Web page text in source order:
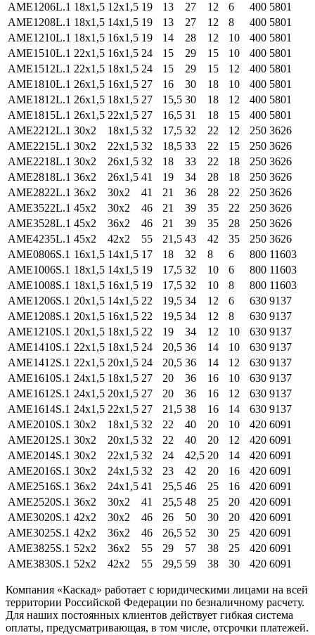
AME1206L.1 18x1,5 12x1,5 19 13 27 12 6 400 5801
AME1208L.1 18x1,5 14x1,5 19 13 27 12 8 400 5801
AME1210L.1 18x1,5 16x1,5 19 14 28 12 10 400 5801
AME1510L.1 22x1,5 16x1,5 24 15 29 15 10 400 5801
AME1512L.1 22x1,5 18x1,5 24 15 29 15 12 400 5801
AME1810L.1 26x1,5 16x1,5 27 16 30 18 10 400 5801
AME1812L.1 26x1,5 18x1,5 27 15,5 30 18 12 400 5801
AME1815L.1 26x1,5 22x1,5 27 16,5 31 18 15 400 5801
AME2212L.1 30x2 18x1,5 32 17,5 32 22 12 250 3626
AME2215L.1 30x2 22x1,5 32 18,5 33 22 15 250 3626
AME2218L.1 30x2 26x1,5 32 18 33 22 18 250 3626
AME2818L.1 36x2 26x1,5 41 19 34 28 18 250 3626
AME2822L.1 36x2 30x2 41 21 36 28 22 250 3626
AME3522L.1 45x2 30x2 46 21 39 35 22 250 3626
AME3528L.1 45x2 36x2 46 21 39 35 28 250 3626
AME4235L.1 45x2 42x2 55 21,5 43 42 35 250 3626
AME0806S.1 16x1,5 14x1,5 17 18 32 8 6 800 11603
AME1006S.1 18x1,5 14x1,5 19 17,5 32 10 6 800 11603
AME1008S.1 18x1,5 16x1,5 19 17,5 32 10 8 800 11603
AME1206S.1 20x1,5 14x1,5 22 19,5 34 12 6 630 9137
AME1208S.1 20x1,5 16x1,5 22 19,5 34 12 8 630 9137
AME1210S.1 20x1,5 18x1,5 22 19 34 12 10 630 9137
AME1410S.1 22x1,5 18x1,5 24 20,5 36 14 10 630 9137
AME1412S.1 22x1,5 20x1,5 24 20,5 36 14 12 630 9137
AME1610S.1 24x1,5 18x1,5 27 20 36 16 10 630 9137
AME1612S.1 24x1,5 20x1,5 27 20 36 16 12 630 9137
AME1614S.1 24x1,5 22x1,5 27 21,5 38 16 14 630 9137
AME2010S.1 30x2 18x1,5 32 22 40 20 10 420 6091
AME2012S.1 30x2 20x1,5 32 22 40 20 12 420 6091
AME2014S.1 30x2 22x1,5 32 24 42,5 20 14 420 6091
AME2016S.1 30x2 24x1,5 32 23 42 20 16 420 6091
AME2516S.1 36x2 24x1,5 41 25,5 46 25 16 420 6091
AME2520S.1 36x2 30x2 41 25,5 48 25 20 420 6091
AME3020S.1 42x2 30x2 46 26 50 30 20 420 6091
AME3025S.1 42x2 36x2 46 26,5 52 30 25 420 6091
AME3825S.1 52x2 36x2 55 29 57 38 25 420 6091
AME3830S.1 52x2 42x2 55 29,5 59 38 30 420 6091
Компания «Каскад» работает с юридическими лицами на всей
территории Российской Федерации по безналичному расчету.
Для наших постоянных клиентов действует гибкая система
оплаты, предусматривающая, в том числе, отсрочки платежей.